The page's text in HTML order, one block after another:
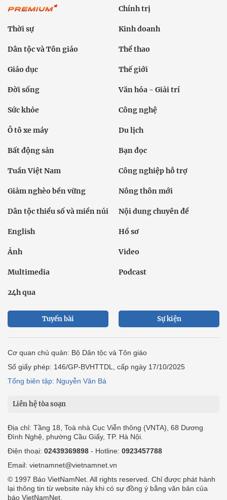
Chính trị
Thời sự Kinh doanh
Dân tộc và Tôn giáo Thể thao
Giáo dục Thế giới
Đời sống Văn hóa - Giải trí
Sức khỏe Công nghệ
Ô tô xe máy Du lịch
Bất động sản Bạn đọc
Tuần Việt Nam Công nghiệp hỗ trợ
Giảm nghèo bền vững Nông thôn mới
Dân tộc thiểu số và miền núi Nội dung chuyên đề
English Hồ sơ
Ảnh Video
Multimedia Podcast
24h qua
Tuyến bài Sự kiện
Cơ quan chủ quản: Bộ Dân tộc và Tôn giáo
Số giấy phép: 146/GP-BVHTTDL, cấp ngày 17/10/2025
Tổng biên tập: Nguyễn Văn Bá
Liên hệ tòa soạn
Địa chỉ: Tầng 18, Toà nhà Cục Viễn thông (VNTA), 68 Dương
Đình Nghệ, phường Cầu Giấy, TP. Hà Nội.
Điện thoại: 02439369898 - Hotline: 0923457788
Email: vietnamnet@vietnamnet.vn
© 1997 Báo VietNamNet. All rights reserved. Chỉ được phát hành
lại thông tin từ website này khi có sự đồng ý bằng văn bản của
báo VietNamNet.